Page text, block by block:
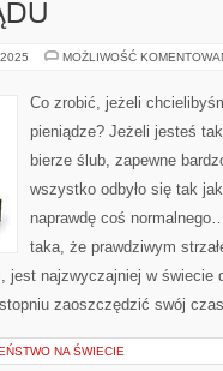
MOŻLIWOŚĆ
Co zrobić, jeżeli
pieniądze? Jeżeli jesteś
bierze ślub, zapewne
wszystko odbyło się tak
naprawdę coś
taka, że prawdziwym
jest najzwyczajniej w świecie
zaoszczędzić swój
NA ŚWIECIE